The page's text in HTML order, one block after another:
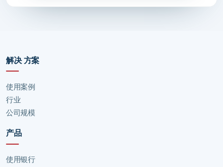
解决 方案
使用案例
行业
公司规模
产品
使用银行